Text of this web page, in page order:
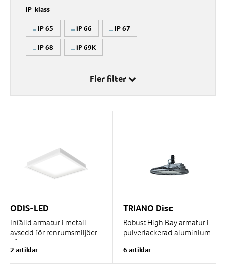
IP-klass
IP 65 IP 66 IP 67
IP 68 IP 69K
24836 - 36558 36559 - 48281
5700
Tillåten omgivningstemp.
-50°C
+60°C +65°C +70°C
Nej Ja
Fler filter
ODIS-LED
Infälld armatur i metall
avsedd för renrumsmiljöer
på sjukhus (operationssalar,
intensivvårdsavdelningar,...
2 artiklar
TRIANO Disc
Robust High Bay armatur i
pulverlackerad aluminium.
kylflänsar.
6 artiklar